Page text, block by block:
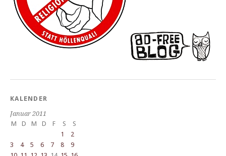
KALENDER
Januar 2011
M
D M D F S
S
1
2
3
4 5 6 7 8
9